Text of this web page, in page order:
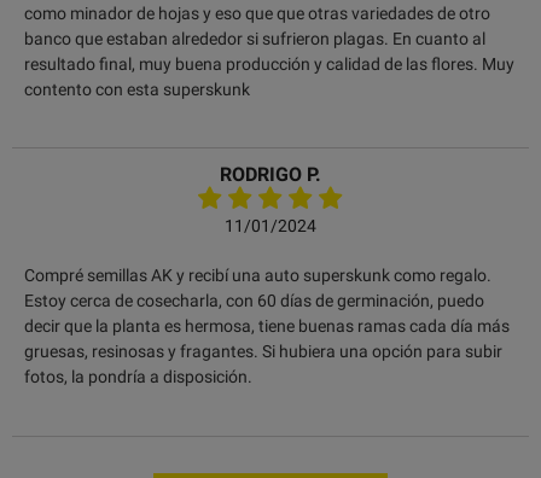
como minador de hojas y eso que que otras variedades de otro
banco que estaban alrededor si sufrieron plagas. En cuanto al
resultado final, muy buena producción y calidad de las flores. Muy
contento con esta superskunk
RODRIGO P.
11/01/2024
Compré semillas AK y recibí una auto superskunk como regalo.
Estoy cerca de cosecharla, con 60 días de germinación, puedo
decir que la planta es hermosa, tiene buenas ramas cada día más
gruesas, resinosas y fragantes. Si hubiera una opción para subir
fotos, la pondría a disposición.